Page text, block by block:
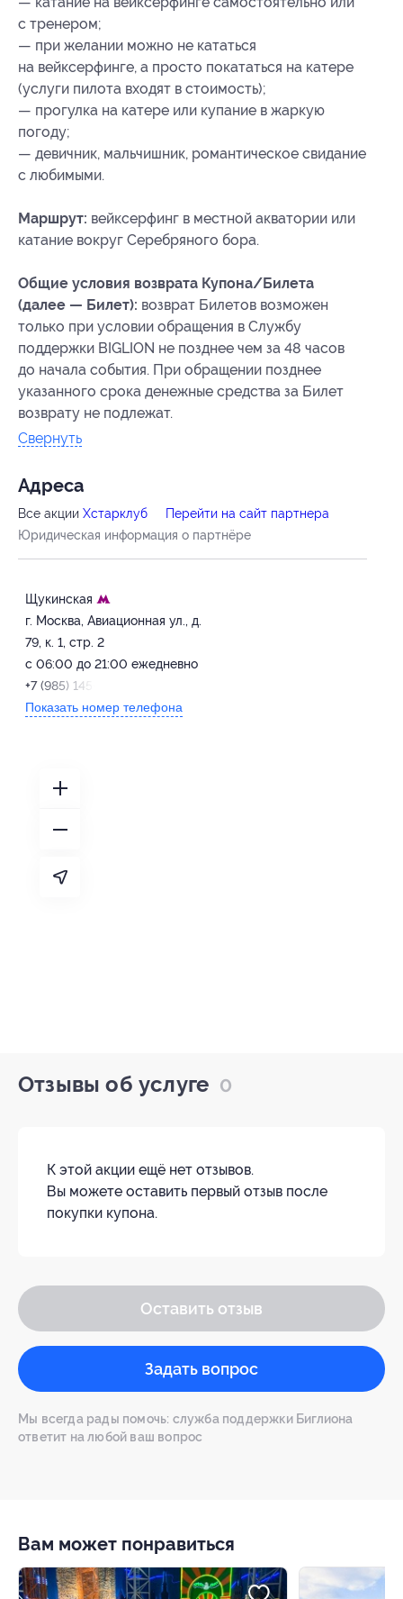
с тренером;
— при желании можно не кататься
на вейксерфинге, а просто покататься на катере
(услуги пилота входят в стоимость);
— прогулка на катере или купание в жаркую
погоду;
— девичник, мальчишник, романтическое свидание
с любимыми.
Маршрут: вейксерфинг в местной акватории или
катание вокруг Серебряного бора.
Общие условия возврата Купона/Билета
(далее — Билет): возврат Билетов возможен
только при условии обращения в Службу
поддержки BIGLION не позднее чем за 48 часов
до начала события. При обращении позднее
указанного срока денежные средства за Билет
возврату не подлежат.
Свернуть
Адресa
Все акции Xстарклуб
Перейти на сайт партнера
Юридическая информация о партнёре
Щукинская
г. Москва, Авиационная ул., д.
79, к. 1, стр. 2
с 06:00 до 21:00 ежедневно
+7 (985) 145-65-65
Показать номер телефона
Отзывы об услуге 0
К этой акции ещё нет отзывов.
Вы можете оставить первый отзыв после
покупки купона.
Оставить отзыв
Задать вопрос
Мы всегда рады помочь: служба поддержки Биглиона
ответит на любой ваш вопрос
Вам может понравиться